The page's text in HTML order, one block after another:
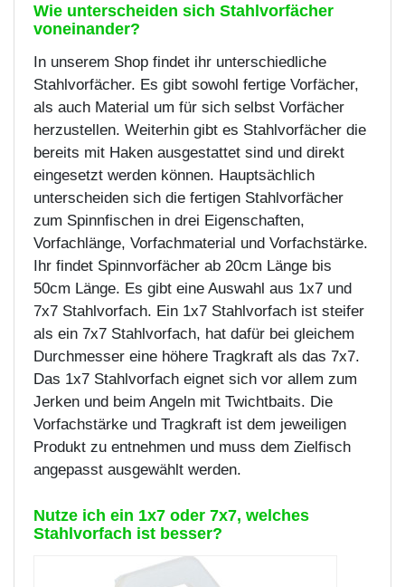
Wie unterscheiden sich Stahlvorfächer
voneinander?
In unserem Shop findet ihr unterschiedliche
Stahlvorfächer. Es gibt sowohl fertige Vorfächer,
als auch Material um für sich selbst Vorfächer
herzustellen. Weiterhin gibt es Stahlvorfächer die
bereits mit Haken ausgestattet sind und direkt
eingesetzt werden können. Hauptsächlich
unterscheiden sich die fertigen Stahlvorfächer
zum Spinnfischen in drei Eigenschaften,
Vorfachlänge, Vorfachmaterial und Vorfachstärke.
Ihr findet Spinnvorfächer ab 20cm Länge bis
50cm Länge. Es gibt eine Auswahl aus 1x7 und
7x7 Stahlvorfach. Ein 1x7 Stahlvorfach ist steifer
als ein 7x7 Stahlvorfach, hat dafür bei gleichem
Durchmesser eine höhere Tragkraft als das 7x7.
Das 1x7 Stahlvorfach eignet sich vor allem zum
Jerken und beim Angeln mit Twichtbaits. Die
Vorfachstärke und Tragkraft ist dem jeweiligen
Produkt zu entnehmen und muss dem Zielfisch
angepasst ausgewählt werden.
Nutze ich ein 1x7 oder 7x7, welches
Stahlvorfach ist besser?